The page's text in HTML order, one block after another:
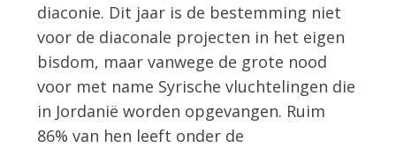
diaconie. Dit jaar is de bestemming niet
voor de diaconale projecten in het eigen
bisdom, maar vanwege de grote nood
voor met name Syrische vluchtelingen die
in Jordanië worden opgevangen. Ruim
86% van hen leeft onder de